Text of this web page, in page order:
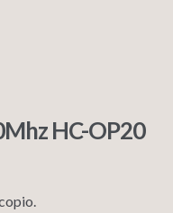
HC-OP20